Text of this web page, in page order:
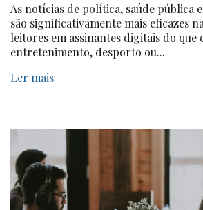
As notícias de política, saúde pública
são significativamente mais eficazes
leitores em assinantes digitais do que
entretenimento, desporto ou...
Ler mais